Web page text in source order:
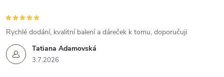
Tatiana Adamovská
3.7.2026
Rychlé dodání, kvalitní balení a dáreček k tomu, doporučuji